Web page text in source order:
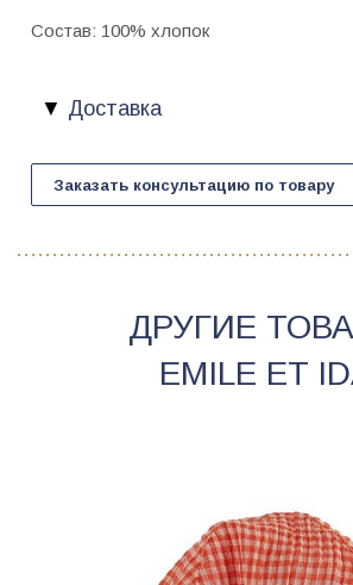
Состав: 100% хлопок
Доставка
Заказать консультацию по товару
ДРУГИЕ
EMILE ET